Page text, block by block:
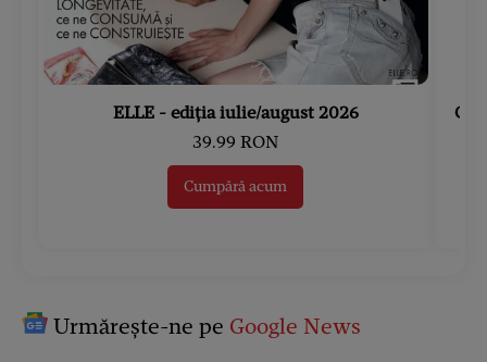
ELLE - ediția iulie/august 2026
39.99 RON
Cumpără acum
Urmărește-ne pe Google News